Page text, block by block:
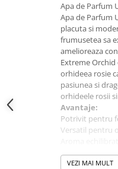
Apa de Parfum
Apa de Parfum
placuta si
frumusetea sa
amelioreaza
Extreme
orhideea rosie
pasiunea si
orhideele rosii
Avantaje:
Potrivit pentru
Versatil pentru
Comanda
Despre produs:
VEZI MAI MULT